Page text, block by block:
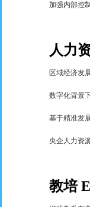
加强内部控
人力
区域经济发
数字化背景
基于精准发
央企人力资
教培